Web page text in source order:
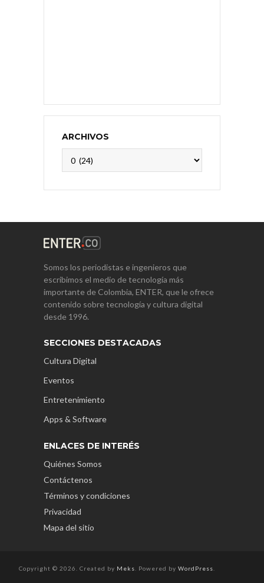
ARCHIVOS
Somos los periodistas e ingenieros que
escribimos el medio de tecnología más
importante de Colombia, ENTER, que le ofrece
contenido sobre tecnología y cultura digital
desde 1996.
SECCIONES DESTACADAS
Cultura Digital
Eventos
Entretenimiento
Apps & Software
ENLACES DE INTERÉS
Quiénes Somos
Contáctenos
Términos y condiciones
Privacidad
Mapa del sitio
Copyright © 2026. Created by Meks . Powered by WordPress